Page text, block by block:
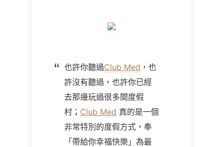
也許你聽過Club Med ，也
許沒有聽過，也許你已經
去那邊玩過很多間度假
村； Club Med 真的是一個
非常特別的度假方式，奉
「帶給你幸福快樂」為最